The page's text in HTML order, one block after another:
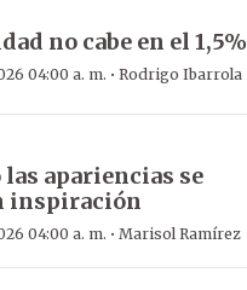
no cabe en el 1,5%
04:00 a. m. · Rodrigo Ibarrola
las apariencias se
inspiración
04:00 a. m. · Marisol Ramírez